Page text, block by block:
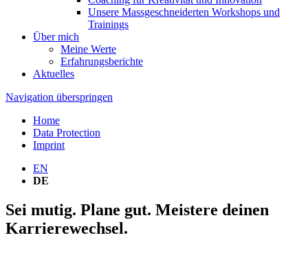
Unsere Massgeschneiderten Workshops und
Trainings
Über mich
Meine Werte
Erfahrungsberichte
Aktuelles
Navigation überspringen
Home
Data Protection
Imprint
EN
DE
Sei mutig. Plane gut. Meistere deinen
Karrierewechsel.